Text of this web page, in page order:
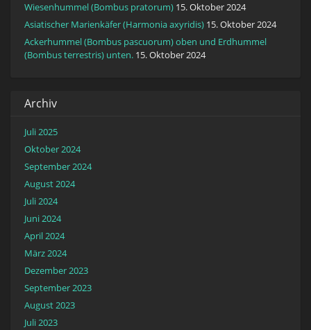
Wiesenhummel (Bombus pratorum) 15. Oktober 2024
Asiatischer Marienkäfer (Harmonia axyridis) 15. Oktober 2024
Ackerhummel (Bombus pascuorum) oben und Erdhummel
(Bombus terrestris) unten. 15. Oktober 2024
Archiv
Juli 2025
Oktober 2024
September 2024
August 2024
Juli 2024
Juni 2024
April 2024
März 2024
Dezember 2023
September 2023
August 2023
Juli 2023